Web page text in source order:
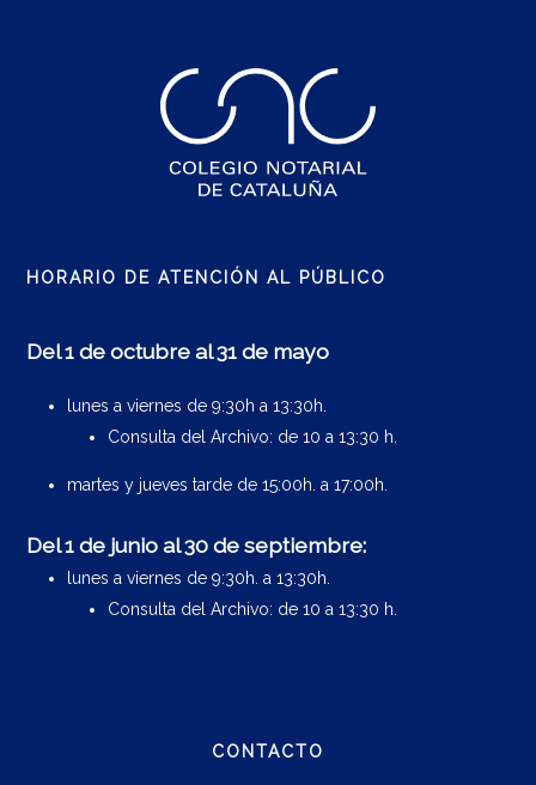
HORARIO DE ATENCIÓN AL PÚBLICO
Del 1 de octubre al 31 de mayo
lunes a viernes de 9:30h a 13:30h.
Consulta del Archivo: de 10 a 13:30 h.
martes y jueves tarde de 15:00h. a 17:00h.
Del 1 de junio al 30 de septiembre:
lunes a viernes de 9:30h. a 13:30h.
Consulta del Archivo: de 10 a 13:30 h.
CONTACTO